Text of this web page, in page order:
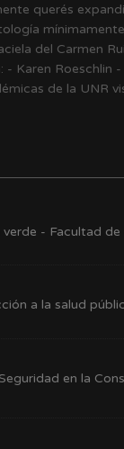
querés
del Carmen
Karen Roeschlin
de la UNR
- Facultad
a la salud
en la